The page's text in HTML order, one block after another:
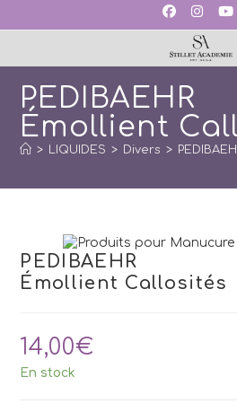
PEDIBAEHR
Émollient
> LIQUIDES > Divers >
PEDIBAEHR
Émollient Callosités
14,00€
En stock